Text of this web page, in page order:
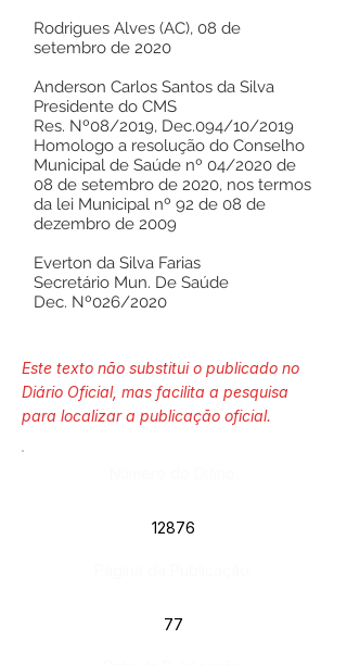
Rodrigues Alves (AC), 08 de
setembro de 2020
Anderson Carlos Santos da Silva
Presidente do CMS
Res. Nº08/2019, Dec.094/10/2019
Homologo a resolução do Conselho
Municipal de Saúde nº 04/2020 de
08 de setembro de 2020, nos termos
da lei Municipal nº 92 de 08 de
dezembro de 2009
Everton da Silva Farias
Secretário Mun. De Saúde
Dec. Nº026/2020
Este texto não substitui o publicado no
Diário Oficial, mas facilita a pesquisa
para localizar a publicação oficial.
12876
77